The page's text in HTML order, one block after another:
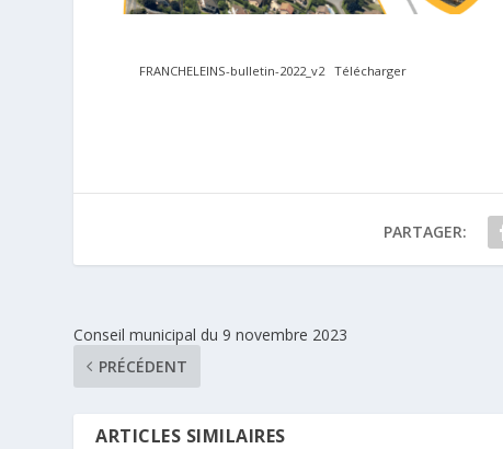
FRANCHELEINS-bulletin-2022_v2 Télécharger
PARTAGER:
Conseil municipal du 9 novembre 2023
PRÉCÉDENT
ARTICLES SIMILAIRES